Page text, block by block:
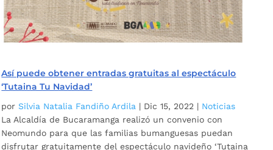
Así puede obtener entradas gratuitas al espectáculo
‘Tutaina Tu Navidad’
porSilvia Natalia Fandiño Ardila | Dic 15, 2022 | Noticias
La Alcaldía de Bucaramanga realizó un convenio con
Neomundo para que las familias bumanguesas puedan
disfrutar gratuitamente del espectáculo navideño ‘Tutaina